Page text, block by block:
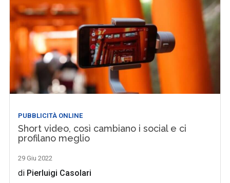
PUBBLICITÀ ONLINE
Short video, così cambiano i social e ci
profilano meglio
29 Giu 2022
di Pierluigi Casolari